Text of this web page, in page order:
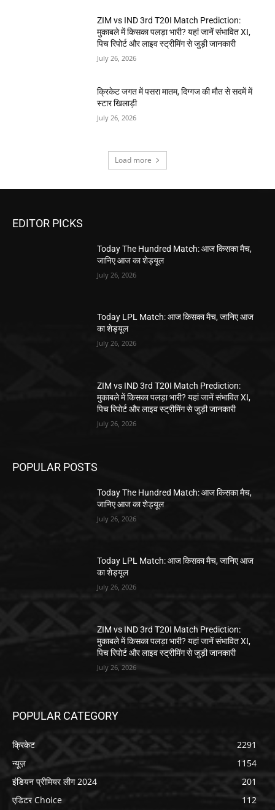
ZIM vs IND 3rd T20I Match Prediction:
मुकाबले में किसका पलड़ा भारी? यहां जानें संभावित XI,
पिच रिपोर्ट और लाइव स्ट्रीमिंग से जुड़ी जानकारी
July 26, 2026
क्रिकेट जगत में पसरा मातम, दिग्गज की मौत से सदमें में
स्टार खिलाड़ी
July 26, 2026
Load more
EDITOR PICKS
Today The Hundred Match: आज किसका मैच,
जानिए आज का शेड्यूल
July 26, 2026
Today LPL Match: आज किसका मैच, जानिए आज
का शेड्यूल
July 26, 2026
ZIM vs IND 3rd T20I Match Prediction:
मुकाबले में किसका पलड़ा भारी? यहां जानें संभावित XI,
पिच रिपोर्ट और लाइव स्ट्रीमिंग से जुड़ी जानकारी
July 26, 2026
POPULAR POSTS
Today The Hundred Match: आज किसका मैच,
जानिए आज का शेड्यूल
July 26, 2026
Today LPL Match: आज किसका मैच, जानिए आज
का शेड्यूल
July 26, 2026
ZIM vs IND 3rd T20I Match Prediction:
मुकाबले में किसका पलड़ा भारी? यहां जानें संभावित XI,
पिच रिपोर्ट और लाइव स्ट्रीमिंग से जुड़ी जानकारी
July 26, 2026
POPULAR CATEGORY
क्रिकेट
2291
न्यूज़
1154
इंडियन प्रीमियर लीग 2024
201
एडिटर Choice
112